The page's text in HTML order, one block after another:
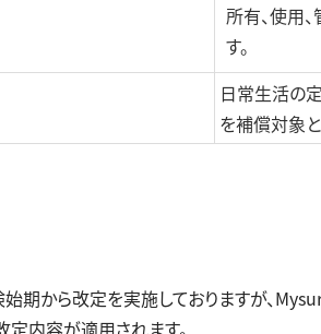
所有、使用
す。
日常生活の
を補償対象と
から改定を実施しておりますが、
内容が適用されます。